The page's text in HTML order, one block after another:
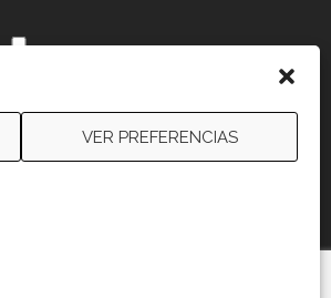
VER PREFERENCIAS